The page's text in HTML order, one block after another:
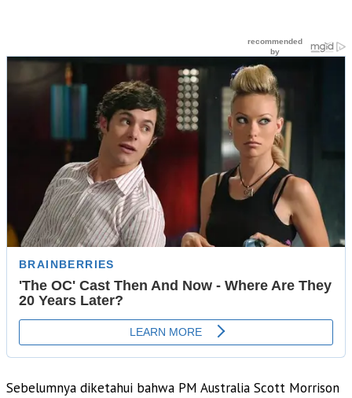
Sebelumnya diketahui bahwa PM Australia Scott Morrison